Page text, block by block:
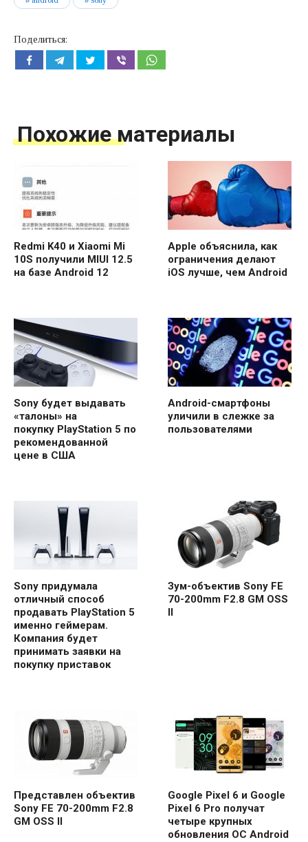
Поделиться:
Похожие материалы
Redmi K40 и Xiaomi Mi
10S получили MIUI 12.5
на базе Android 12
Apple объяснила, как
ограничения делают
iOS лучше, чем Android
Sony будет выдавать
«талоны» на
покупку PlayStation 5 по
рекомендованной
цене в США
Android-смартфоны
уличили в слежке за
пользователями
Sony придумала
отличный способ
продавать PlayStation 5
именно геймерам.
Компания будет
принимать заявки на
покупку приставок
Зум-объектив Sony FE
70-200mm F2.8 GM OSS
II
Представлен объектив
Sony FE 70-200mm F2.8
GM OSS II
Google Pixel 6 и Google
Pixel 6 Pro получат
четыре крупных
обновления ОС Android